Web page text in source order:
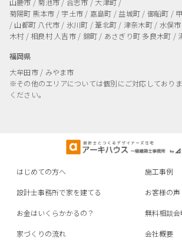
山鹿市 / 菊池市 / 合志市 / 大津町 /
菊陽町 熊本市 / 宇土市 / 嘉島町 / 益城町 / 御船町 /
/ 山都町 八代市 / 氷川町 / 葦北町 / 津奈木町 / 水俣
木村 / 相良村人吉市 / 錦町 / あさぎり町 多良木町 /
福岡県
大牟田市 / みやま市
※その他のエリアについては個別にご対応しており
ください。
はじめての方へ
設計士事務所で家を建てる
お金はいくらかかるの？
家づくりの流れ
施工事例
お客様の声
無料相談
会社概要